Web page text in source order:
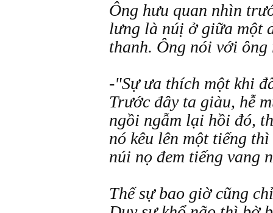
Ông hưu quan nhìn
lưng là núị ở giữa một
thanh. Ông nói với
-"Sự ưa thích một khi
Trước đây ta giàu, hễ
ngồi ngẫm lại hồi đó,
nó kêu lên một tiếng
núi nọ đem tiếng vang
Thế sự bao giờ cũng